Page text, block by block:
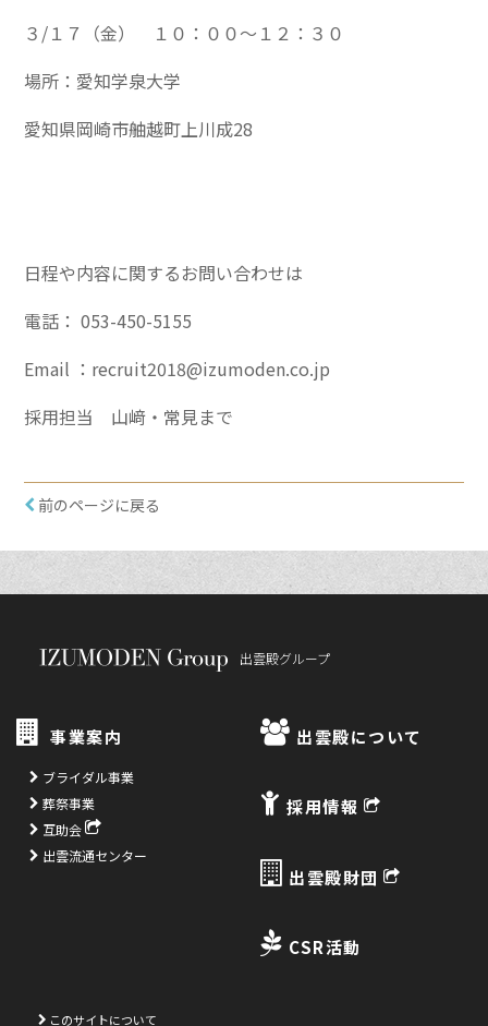
３/１７（金） １０：００～１２：３０
場所：愛知学泉大学
愛知県岡崎市舳越町上川成28
日程や内容に関するお問い合わせは
電話： 053-450-5155
Email ： recruit2018@izumoden.co.jp
採用担当 山﨑・常見まで
前のページに戻る
出雲殿グループ
事業案内
ブライダル事業
葬祭事業
互助会
出雲流通センター
出雲殿について
採用情報
出雲殿財団
CSR活動
このサイトについて